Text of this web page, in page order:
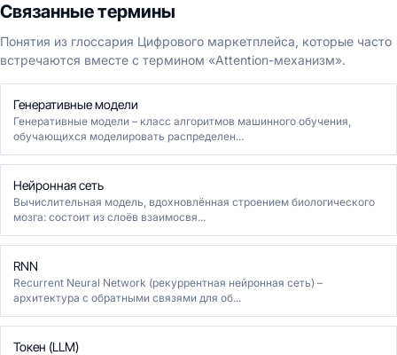
Связанные термины
Понятия из глоссария Цифрового маркетплейса, которые часто
встречаются вместе с термином «Attention-механизм».
Генеративные модели
Генеративные модели – класс алгоритмов машинного обучения,
обучающихся моделировать распределен...
Нейронная сеть
Вычислительная модель, вдохновлённая строением биологического
мозга: состоит из слоёв взаимосвя...
RNN
Recurrent Neural Network (рекуррентная нейронная сеть) –
архитектура с обратными связями для об...
Токен (LLM)